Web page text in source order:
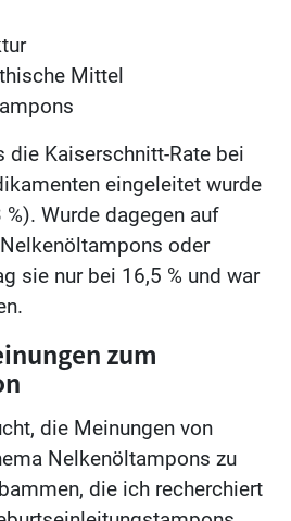
Mittel
die Kaiserschnitt-Rate bei
eingeleitet wurde
Wurde dagegen auf
oder
sie nur bei 16,5 % und war
zum
die Meinungen von
Nelkenöltampons zu
die ich recherchiert